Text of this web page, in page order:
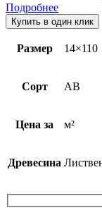
Подробнее
Купить в один клик
Размер 14×110
Сорт AB
Цена за м²
Древесина